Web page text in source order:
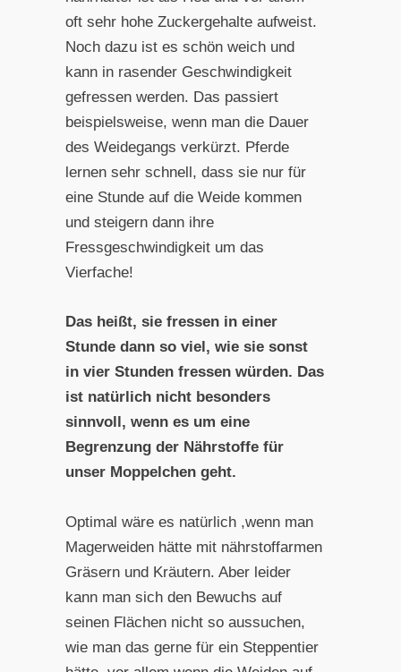
oft sehr hohe Zuckergehalte aufweist.
Noch dazu ist es schön weich und
kann in rasender Geschwindigkeit
gefressen werden. Das passiert
beispielsweise, wenn man die Dauer
des Weidegangs verkürzt. Pferde
lernen sehr schnell, dass sie nur für
eine Stunde auf die Weide kommen
und steigern dann ihre
Fressgeschwindigkeit um das
Vierfache!
Das heißt, sie fressen in einer
Stunde dann so viel, wie sie sonst
in vier Stunden fressen würden. Das
ist natürlich nicht besonders
sinnvoll, wenn es um eine
Begrenzung der Nährstoffe für
unser Moppelchen geht.
Optimal wäre es natürlich ,wenn man
Magerweiden hätte mit nährstoffarmen
Gräsern und Kräutern. Aber leider
kann man sich den Bewuchs auf
seinen Flächen nicht so aussuchen,
wie man das gerne für ein Steppentier